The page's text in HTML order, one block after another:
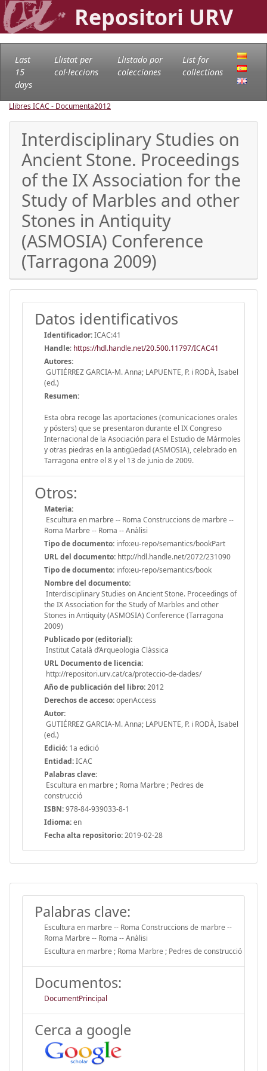
Repositori URV
Last
15
days
Llistat per
col·leccions
Llistado por
colecciones
List for
collections
Llibres ICAC - Documenta2012
Interdisciplinary Studies on
Ancient Stone. Proceedings
of the IX Association for the
Study of Marbles and other
Stones in Antiquity
(ASMOSIA) Conference
(Tarragona 2009)
Datos identificativos
Identificador:ICAC:41
Handle: https://hdl.handle.net/20.500.11797/ICAC41
Autores:
GUTIÉRREZ GARCIA-M. Anna; LAPUENTE, P. i RODÀ, Isabel
(ed.)
Resumen:
Esta obra recoge las aportaciones (comunicaciones orales
y pósters) que se presentaron durante el IX Congreso
Internacional de la Asociación para el Estudio de Mármoles
y otras piedras en la antigüedad (ASMOSIA), celebrado en
Tarragona entre el 8 y el 13 de junio de 2009.
Otros:
Materia:
Escultura en marbre -- Roma Construccions de marbre --
Roma Marbre -- Roma -- Anàlisi
Tipo de documento: info:eu-repo/semantics/bookPart
URL del documento: http://hdl.handle.net/2072/231090
Tipo de documento: info:eu-repo/semantics/book
Nombre del documento:
Interdisciplinary Studies on Ancient Stone. Proceedings of
the IX Association for the Study of Marbles and other
Stones in Antiquity (ASMOSIA) Conference (Tarragona
2009)
Publicado por (editorial):
Institut Català d’Arqueologia Clàssica
URL Documento de licencia:
http://repositori.urv.cat/ca/proteccio-de-dades/
Año de publicación del libro:2012
Derechos de acceso:openAccess
Autor:
GUTIÉRREZ GARCIA-M. Anna; LAPUENTE, P. i RODÀ, Isabel
(ed.)
Edició: 1a edició
Entidad:ICAC
Palabras clave:
Escultura en marbre ; Roma Marbre ; Pedres de
construcció
ISBN:978-84-939033-8-1
Idioma:en
Fecha alta repositorio:2019-02-28
Palabras clave:
Escultura en marbre -- Roma Construccions de marbre --
Roma Marbre -- Roma -- Anàlisi
Escultura en marbre ; Roma Marbre ; Pedres de construcció
Documentos:
DocumentPrincipal
Cerca a google